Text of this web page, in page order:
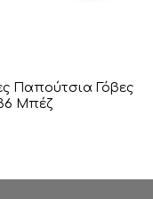
Παπούτσια Γόβες
Μπέζ